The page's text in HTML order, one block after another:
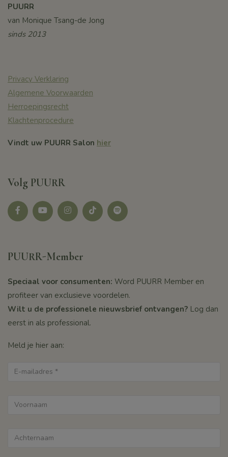
PUURR
van Monique Tsang-de Jong
sinds 2013
Privacy Verklaring
Algemene Voorwaarden
Herroepingsrecht
Klachtenprocedure
Vindt uw PUURR Salon hier
Volg PUURR
Facebook youtubeinstagramtikotk Spotify
PUURR-Member
Speciaal voor consumenten: Word PUURR Member en
profiteer van exclusieve voordelen.
Wilt u de professionele nieuwsbrief ontvangen? Log dan
eerst in als professional.
Meld je hier aan: